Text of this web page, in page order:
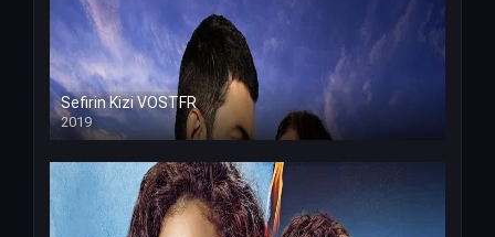
Sefirin Kizi VOSTFR
2019